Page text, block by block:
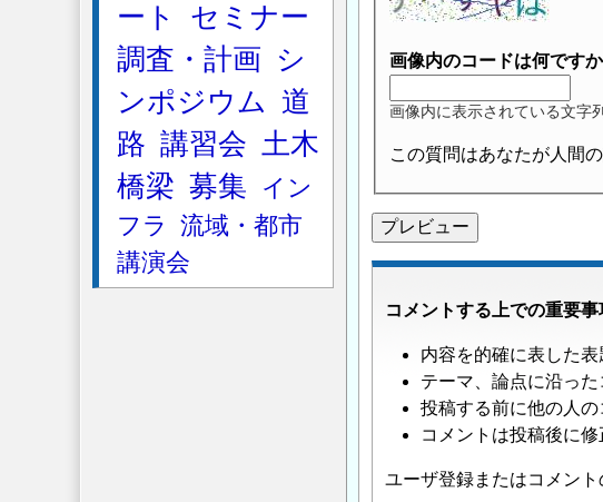
画像内のコードは何です
画像内に表示されている文字
この質問はあなたが人間
コメントする上での重要事
内容を的確に表した表
テーマ、論点に沿った
投稿する前に他の人
コメントは投稿後に
ユーザ登録またはコメント
ート
セミナー
調査・計画
シ
ンポジウム 道
路 講習会 土木
橋梁 募集
イン
フラ
流域・都市
講演会